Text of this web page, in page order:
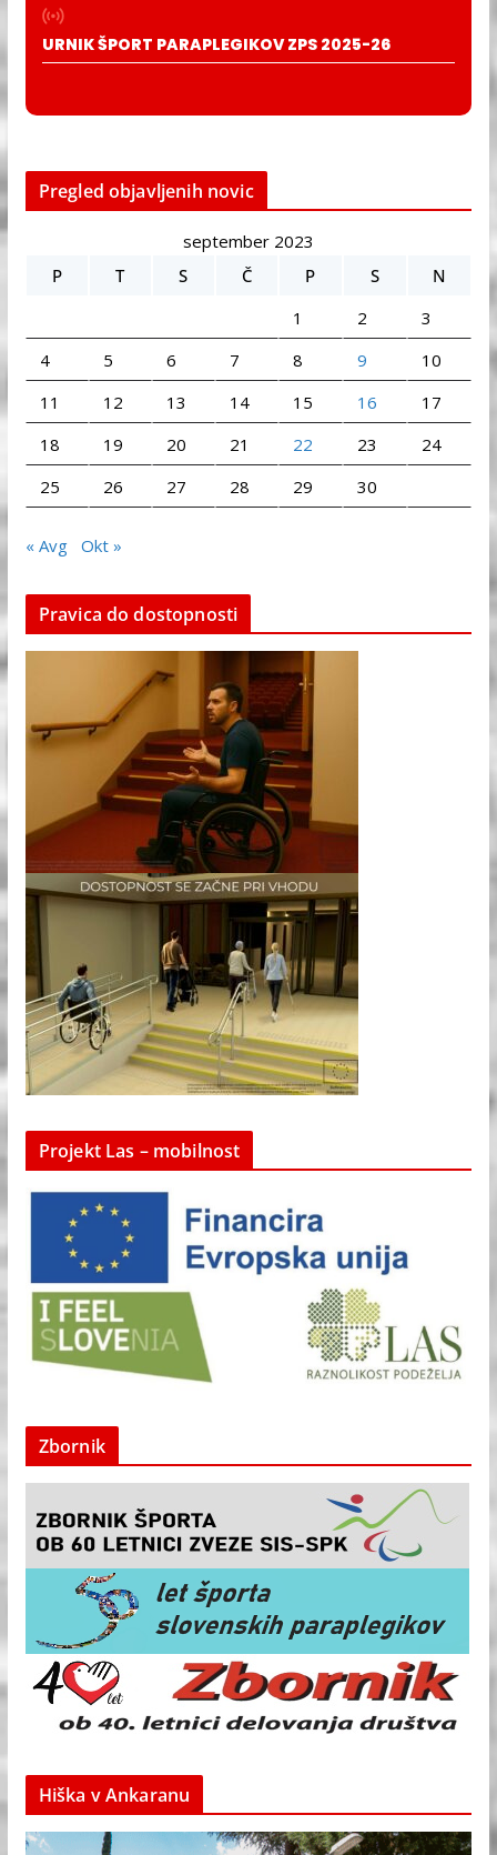
URNIK ŠPORT PARAPLEGIKOV ZPS 2025-26
Pregled objavljenih novic
september 2023
P
T S Č P S
N
1
2
3
4
5 6 7 8 9
10
11
12 13 14 15 16
17
18
19 20 21 22 23
24
25
26 27 28 29 30
« Avg Okt »
Pravica do dostopnosti
Projekt Las – mobilnost
Zbornik
Hiška v Ankaranu